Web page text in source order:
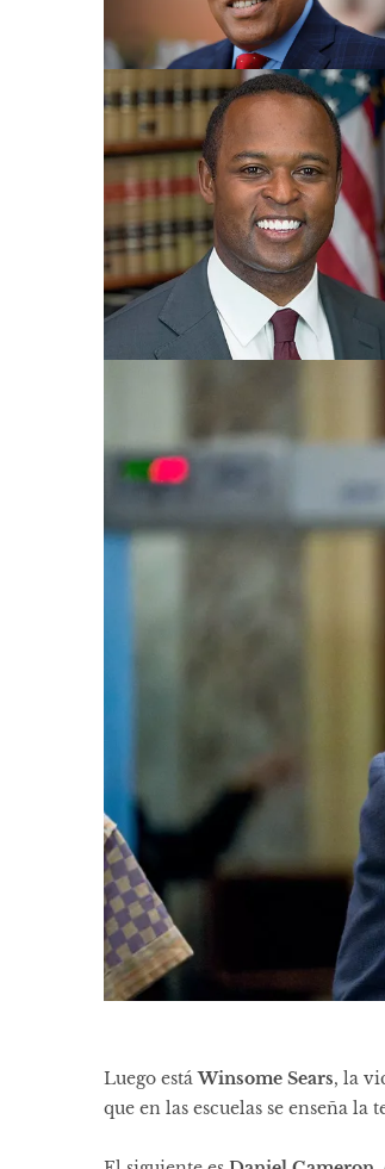
Luego estáWinsome Sears, la
que en las escuelas se enseña la